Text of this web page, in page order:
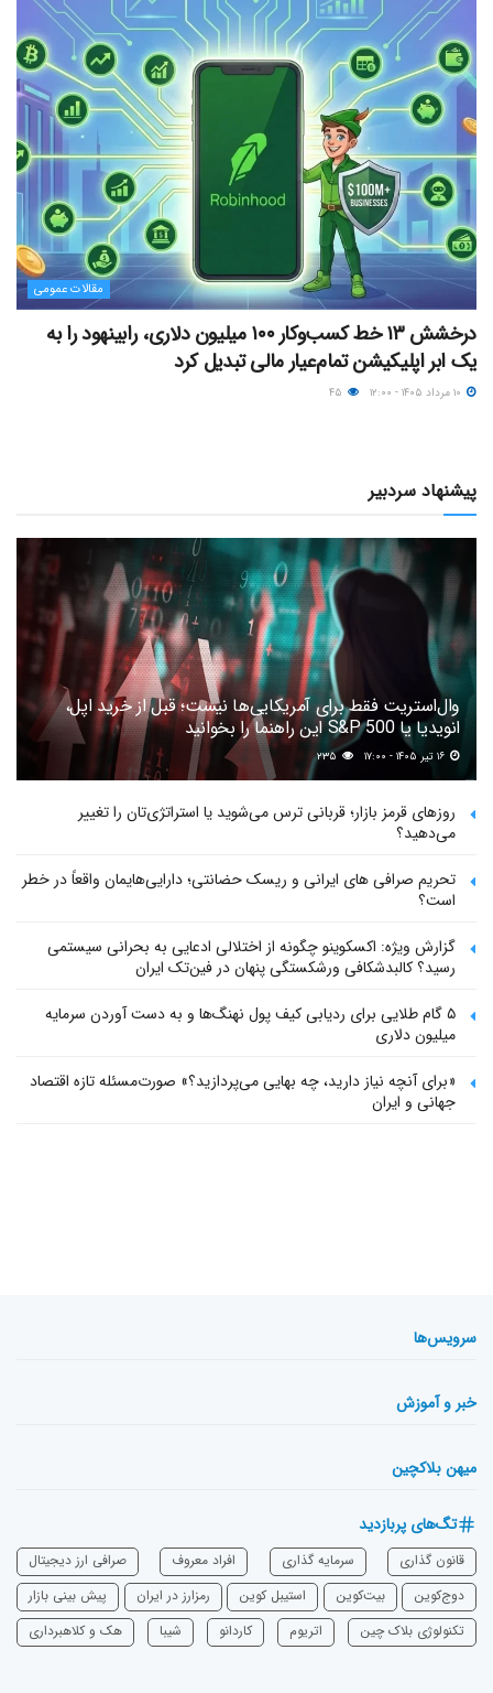
مقالات عمومی
درخشش ۱۳ خط کسب‌وکار ۱۰۰ میلیون دلاری، رابینهود را به
یک ابر اپلیکیشن تمام‌عیار مالی تبدیل کرد
پیشنهاد سردبیر
وال‌استریت فقط برای آمریکایی‌ها نیست؛ قبل از خرید اپل،
انویدیا یا S&P 500 این راهنما را بخوانید
۲۳۵
روزهای قرمز بازار؛ قربانی ترس می‌شوید یا استراتژی‌تان را تغییر
می‌دهید؟
تحریم صرافی های ایرانی و ریسک حضانتی؛ دارایی‌هایمان واقعاً در خطر
است؟
گزارش ویژه: اکسکوینو چگونه از اختلالی ادعایی به بحرانی سیستمی
رسید؟ کالبدشکافی ورشکستگی پنهان در فین‌تک ایران
۵ گام طلایی برای ردیابی کیف پول‌ نهنگ‌ها و به دست آوردن سرمایه
میلیون دلاری
«برای آنچه نیاز دارید، چه بهایی می‌پردازید؟» صورت‌مسئله تازه اقتصاد
جهانی و ایران
سرویس‌ها
خبر و آموزش
میهن بلاکچین
تگ‌های پربازدید
قانون گذاری سرمایه‌ گذاری افراد معروف
صرافی ارز دیجیتال
دوج‌کوین
بیت‌کوین استیبل کوین رمزارز در ایران
پیش بینی بازار
تکنولوژی بلاک چین
اتریوم ‌کاردانو شیبا هک و کلاهبرداری